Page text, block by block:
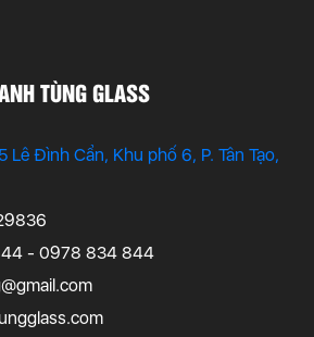
TÙNG GLASS
Lê Đình Cẩn, Khu phố 6, P. Tân Tạo,
- 0978 834 844